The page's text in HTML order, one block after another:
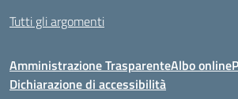
Tutti gli argomenti
Amministrazione TrasparenteAlbo online
Dichiarazione di accessibilità